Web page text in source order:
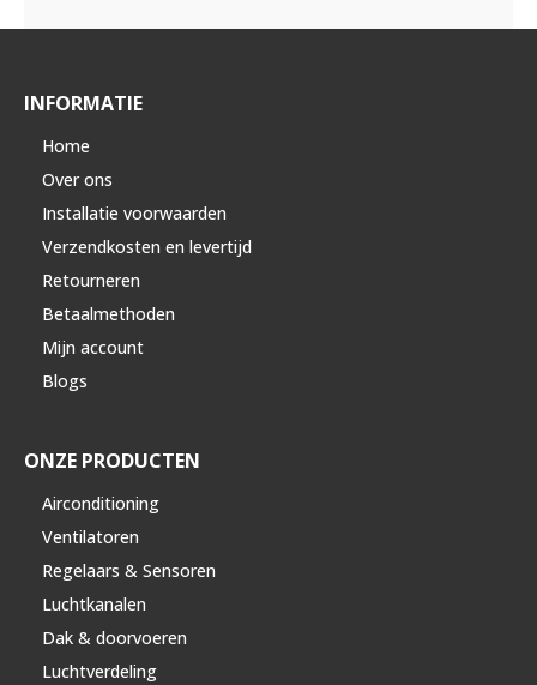
INFORMATIE
Home
Over ons
Installatie voorwaarden
Verzendkosten en levertijd
Retourneren
Betaalmethoden
Mijn account
Blogs
ONZE PRODUCTEN
Airconditioning
Ventilatoren
Regelaars & Sensoren
Luchtkanalen
Dak & doorvoeren
Luchtverdeling